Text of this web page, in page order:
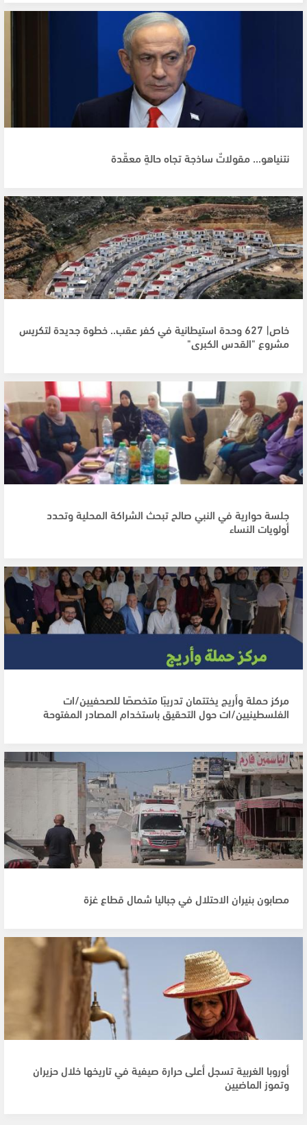
نتنياهو... مقولاتٌ ساذجة تجاه حالةٍ معقّدة
خاص| 627 وحدة استيطانية في كفر عقب.. خطوة جديدة لتكريس
مشروع "القدس الكبرى"
جلسة حوارية في النبي صالح تبحث الشراكة المحلية وتحدد
أولويات النساء
مركز حملة وأريج يختتمان تدريبًا متخصصًا للصحفيين/ات
الفلسطينيين/ات حول التحقيق باستخدام المصادر المفتوحة
مصابون بنيران الاحتلال في جباليا شمال قطاع غزة
أوروبا الغربية تسجل أعلى حرارة صيفية في تاريخها خلال حزيران
وتموز الماضيين